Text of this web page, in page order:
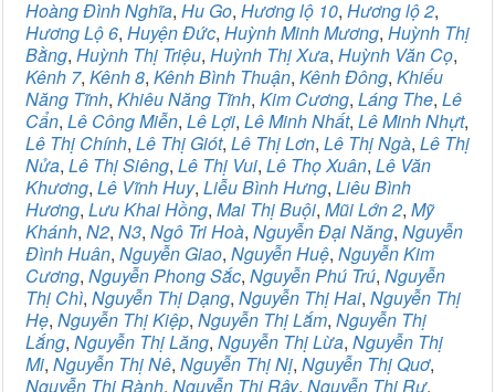
Hoàng Đình Nghĩa, Hu Go, Hương lộ 10, Hương lộ 2,
Hương Lộ 6, Huyện Đức, Huỳnh Minh Mương, Huỳnh Thị
Bằng, Huỳnh Thị Triệu, Huỳnh Thị Xưa, Huỳnh Văn Cọ,
Kênh 7, Kênh 8, Kênh Bình Thuận, Kênh Đông, Khiếu
Năng Tĩnh, Khiêu Năng Tĩnh, Kim Cương, Láng The, Lê
Cẩn, Lê Công Miễn, Lê Lợi, Lê Minh Nhất, Lê Minh Nhựt,
Lê Thị Chính, Lê Thị Giót, Lê Thị Lơn, Lê Thị Ngà, Lê Thị
Nửa, Lê Thị Siêng, Lê Thị Vui, Lê Thọ Xuân, Lê Văn
Khương, Lê Vĩnh Huy, Liễu Bình Hưng, Liêu Bình
Hương, Lưu Khai Hồng, Mai Thị Buội, Mũi Lớn 2, Mỹ
Khánh, N2, N3, Ngô Tri Hoà, Nguyễn Đại Năng, Nguyễn
Đình Huân, Nguyễn Giao, Nguyễn Huệ, Nguyễn Kim
Cương, Nguyễn Phong Sắc, Nguyễn Phú Trú, Nguyễn
Thị Chì, Nguyễn Thị Dạng, Nguyễn Thị Hai, Nguyễn Thị
Hẹ, Nguyễn Thị Kiệp, Nguyễn Thị Lắm, Nguyễn Thị
Lắng, Nguyễn Thị Lăng, Nguyễn Thị Lừa, Nguyễn Thị
Mi, Nguyễn Thị Nê, Nguyễn Thị Nị, Nguyễn Thị Quơ,
Nguyễn Thị Rành, Nguyễn Thị Rây, Nguyễn Thị Rư,